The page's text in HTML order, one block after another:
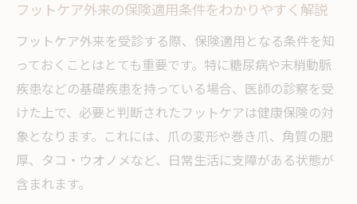
フットケア外来の保険適用条件をわかりやすく解説
フットケア外来を受診する際、保険適用となる条件を知
っておくことはとても重要です。特に糖尿病や末梢動脈
疾患などの基礎疾患を持っている場合、医師の診察を受
けた上で、必要と判断されたフットケアは健康保険の対
象となります。これには、爪の変形や巻き爪、角質の肥
厚、タコ・ウオノメなど、日常生活に支障がある状態が
含まれます。